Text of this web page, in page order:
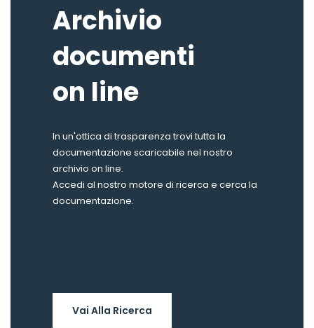
Archivio
documenti
on line
In un'ottica di trasparenza trovi tutta la
documentazione scaricabile nel nostro
archivio on line.
Accedi al nostro motore di ricerca e cerca la
documentazione.
Vai Alla Ricerca